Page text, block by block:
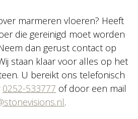
marmeren vloeren? Heeft
die gereinigd moet worden
dan gerust contact op
staan klaar voor alles op het
U bereikt ons telefonisch
0252-533777 of door een mail
.